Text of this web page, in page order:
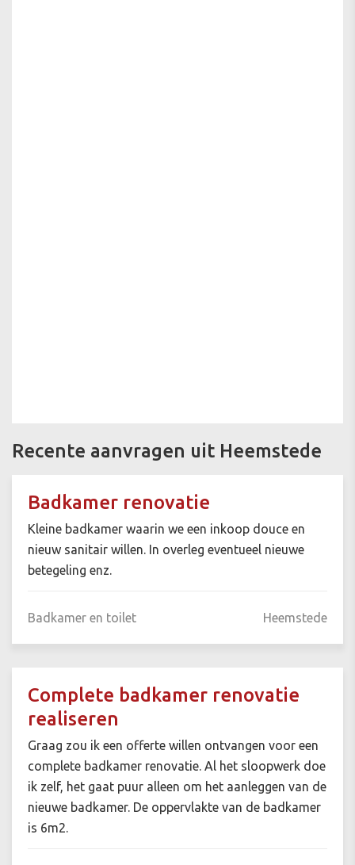
Recente aanvragen uit Heemstede
Badkamer renovatie
Kleine badkamer waarin we een inkoop douce en
nieuw sanitair willen. In overleg eventueel nieuwe
betegeling enz.
Badkamer en toilet Heemstede
Complete badkamer renovatie
realiseren
Graag zou ik een offerte willen ontvangen voor een
complete badkamer renovatie. Al het sloopwerk doe
ik zelf, het gaat puur alleen om het aanleggen van de
nieuwe badkamer. De oppervlakte van de badkamer
is 6m2.